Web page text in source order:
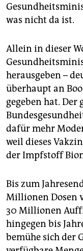
was nicht da ist.
Allein in dieser
herausgeben –
überhaupt an
gegeben hat. Der
dafür mehr
weil dieses
der Impfstoff
Bis zum
Millionen Dosen
30 Millionen
hingegen bis
bemühe sich der